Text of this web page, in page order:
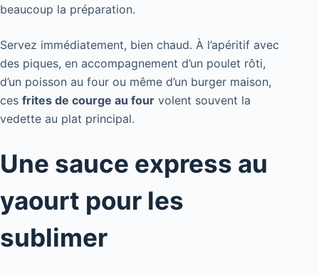
beaucoup la préparation.
Servez immédiatement, bien chaud. À l’apéritif avec
des piques, en accompagnement d’un poulet rôti,
d’un poisson au four ou même d’un burger maison,
ces frites de courge au four volent souvent la
vedette au plat principal.
Une sauce express au
yaourt pour les
sublimer